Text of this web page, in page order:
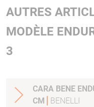
AUTRES
MODÈLE
3
CARA BENE
CM
BENELLI